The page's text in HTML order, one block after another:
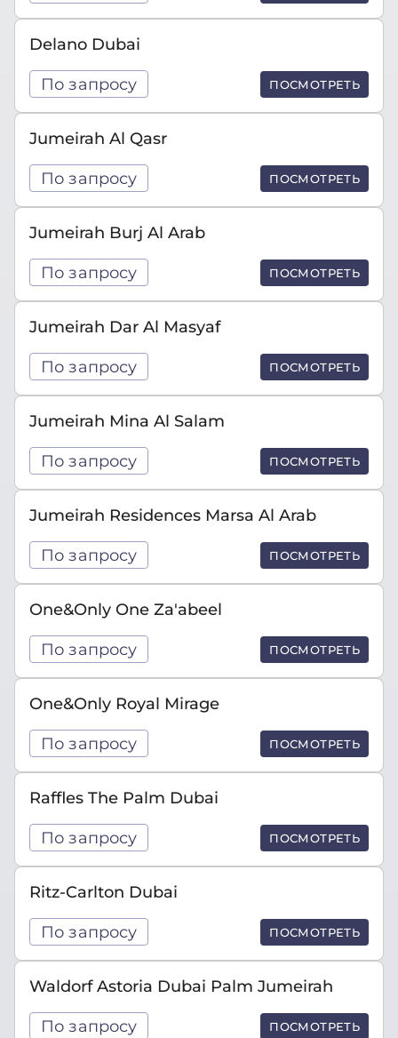
Delano Dubai
По запросу ПОСМОТРЕТЬ
Jumeirah Al Qasr
По запросу ПОСМОТРЕТЬ
Jumeirah Burj Al Arab
По запросу ПОСМОТРЕТЬ
Jumeirah Dar Al Masyaf
По запросу ПОСМОТРЕТЬ
Jumeirah Mina Al Salam
По запросу ПОСМОТРЕТЬ
Jumeirah Residences Marsa Al Arab
По запросу ПОСМОТРЕТЬ
One&Only One Za'abeel
По запросу ПОСМОТРЕТЬ
One&Only Royal Mirage
По запросу ПОСМОТРЕТЬ
Raffles The Palm Dubai
По запросу ПОСМОТРЕТЬ
Ritz-Carlton Dubai
По запросу ПОСМОТРЕТЬ
Waldorf Astoria Dubai Palm Jumeirah
По запросу ПОСМОТРЕТЬ